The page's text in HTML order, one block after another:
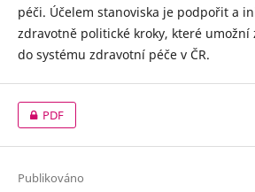
péči. Účelem stanoviska je podpořit a
zdravotně politické kroky, které umožní
do systému zdravotní péče v ČR.
PDF
Publikováno